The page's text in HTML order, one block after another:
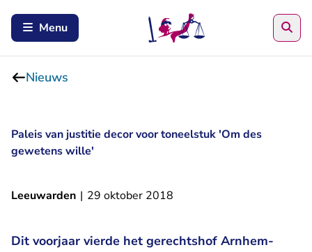
Menu
Nieuws
Paleis van justitie decor voor toneelstuk 'Om des
gewetens wille'
Leeuwarden | 29 oktober 2018
Dit voorjaar vierde het gerechtshof Arnhem-